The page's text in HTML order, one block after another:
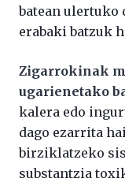
batean ulertuko
erabaki batzuk
Zigarrokinak
ugarienetako
kalera edo
dago ezarrita
birziklatzeko
substantzia